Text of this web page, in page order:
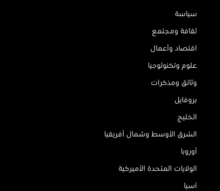
سياسة
ثقافة ومجتمع
اقتصاد وأعمال
علوم وتكنولوجيا
وثائق ومذكرات
بروفايل
الخليج
الشرق الأوسط وشمال أفريقيا
أوروبا
الولايات المتحدة الأميركية
آسيا